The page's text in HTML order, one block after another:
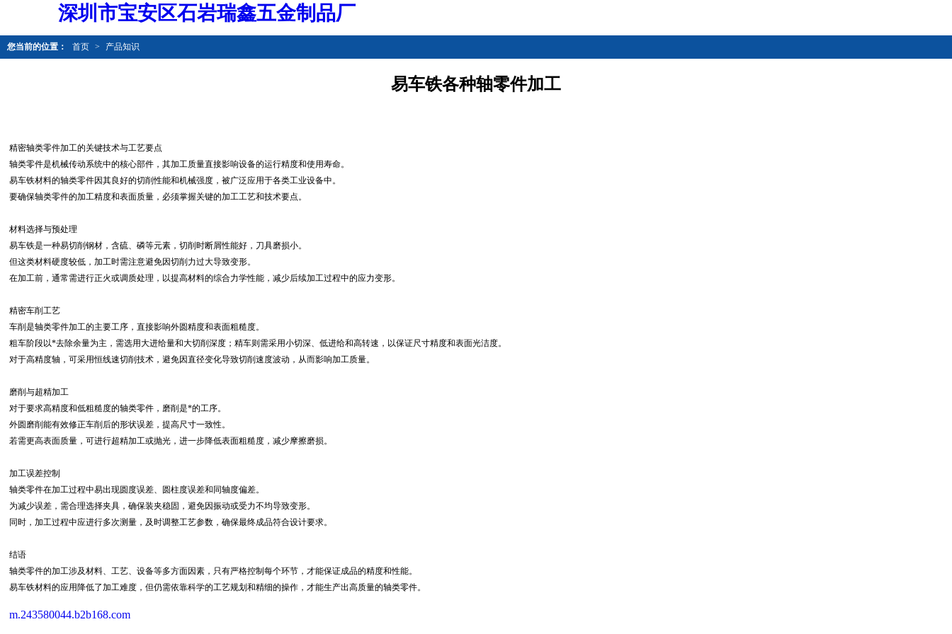
深圳市宝安区石岩瑞鑫五金制品厂
您当前的位置： 首页 > 产品知识
易车铁各种轴零件加工
精密轴类零件加工的关键技术与工艺要点
轴类零件是机械传动系统中的核心部件，其加工质量直接影响设备的运行精度和使用寿命。
易车铁材料的轴类零件因其良好的切削性能和机械强度，被广泛应用于各类工业设备中。
要确保轴类零件的加工精度和表面质量，必须掌握关键的加工工艺和技术要点。
材料选择与预处理
易车铁是一种易切削钢材，含硫、磷等元素，切削时断屑性能好，刀具磨损小。
但这类材料硬度较低，加工时需注意避免因切削力过大导致变形。
在加工前，通常需进行正火或调质处理，以提高材料的综合力学性能，减少后续加工过程中的应力变形。
精密车削工艺
车削是轴类零件加工的主要工序，直接影响外圆精度和表面粗糙度。
粗车阶段以*去除余量为主，需选用大进给量和大切削深度；精车则需采用小切深、低进给和高转速，以保证尺寸精度和表面光洁度。
对于高精度轴，可采用恒线速切削技术，避免因直径变化导致切削速度波动，从而影响加工质量。
磨削与超精加工
对于要求高精度和低粗糙度的轴类零件，磨削是*的工序。
外圆磨削能有效修正车削后的形状误差，提高尺寸一致性。
若需更高表面质量，可进行超精加工或抛光，进一步降低表面粗糙度，减少摩擦磨损。
加工误差控制
轴类零件在加工过程中易出现圆度误差、圆柱度误差和同轴度偏差。
为减少误差，需合理选择夹具，确保装夹稳固，避免因振动或受力不均导致变形。
同时，加工过程中应进行多次测量，及时调整工艺参数，确保最终成品符合设计要求。
结语
轴类零件的加工涉及材料、工艺、设备等多方面因素，只有严格控制每个环节，才能保证成品的精度和性能。
易车铁材料的应用降低了加工难度，但仍需依靠科学的工艺规划和精细的操作，才能生产出高质量的轴类零件。
m.243580044.b2b168.com